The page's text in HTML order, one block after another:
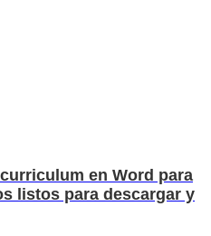
en Word para
listos para descargar y